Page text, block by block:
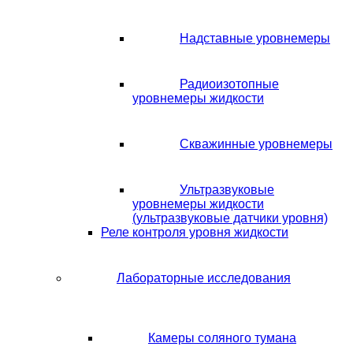
Надставные уровнемеры
Радиоизотопные
уровнемеры жидкости
Скважинные уровнемеры
Ультразвуковые
уровнемеры жидкости
(ультразвуковые датчики уровня)
Реле контроля уровня жидкости
Лабораторные исследования
Камеры соляного тумана